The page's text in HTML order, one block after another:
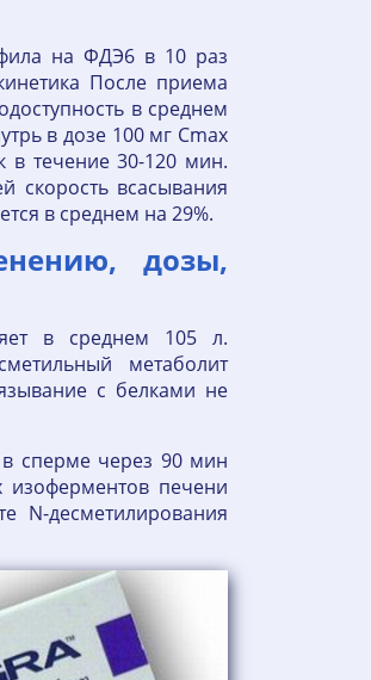
на ФДЭ6 в 10 раз
После приема
в среднем
в дозе 100 мг Cmax
в течение 30-120 мин.
всасывания
в среднем на 29%.
дозы,
в среднем 105 л.
метаболит
с белками не
сперме через 90 мин
изоферментов печени
N-десметилирования